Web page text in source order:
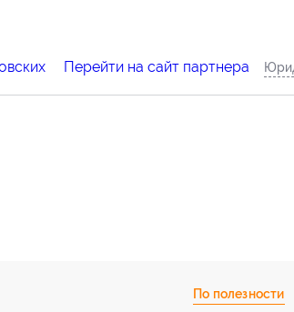
Перейти на сайт партнера
По полезности